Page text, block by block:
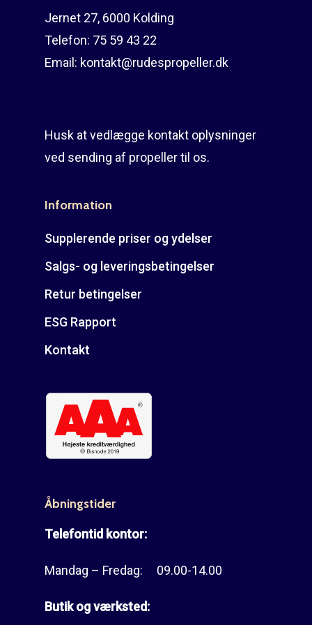
Jernet 27, 6000 Kolding
Telefon: 75 59 43 22
Email: kontakt@rudespropeller.dk
Husk at vedlægge kontakt oplysninger
ved sending af propeller til os.
Information
Supplerende priser og ydelser
Salgs- og leveringsbetingelser
Retur betingelser
ESG Rapport
Kontakt
Åbningstider
Telefontid kontor:
Mandag – Fredag: 09.00-14.00
Butik og værksted: